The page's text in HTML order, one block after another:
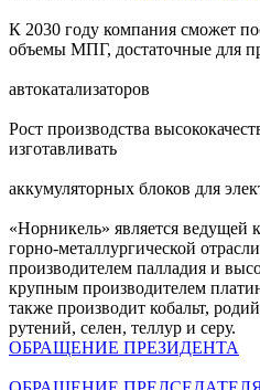
К 2030 году компания сможет
объемы МПГ, достаточные для
автокатализаторов
Рост производства
изготавливать
аккумуляторных блоков для
«Норникель» является ведущей
горно-металлургической
производителем палладия и
крупным производителем
также производит кобальт,
рутений, селен, теллур и серу.
ОБРАЩЕНИЕ ПРЕЗИДЕНТА